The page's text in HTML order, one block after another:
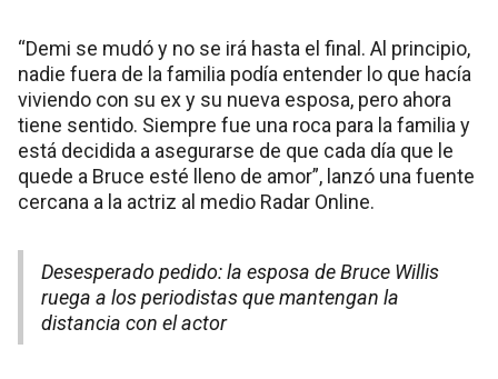
“Demi se mudó y no se irá hasta el final. Al principio,
nadie fuera de la familia podía entender lo que hacía
viviendo con su ex y su nueva esposa, pero ahora
tiene sentido. Siempre fue una roca para la familia y
está decidida a asegurarse de que cada día que le
quede a Bruce esté lleno de amor”, lanzó una fuente
cercana a la actriz al medio Radar Online.
Desesperado pedido: la esposa de Bruce Willis
ruega a los periodistas que mantengan la
distancia con el actor